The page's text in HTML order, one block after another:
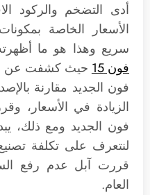
أدى التضخم والركود
الأسعار الخاصة
سريع وهذا هو ما
فون 15
حيث كشفت عن
فون الجديد مقارنة
الزيادة في الأسعار،
فون الجديد ومع ذلك،
قررت آبل عدم رفع
العام.